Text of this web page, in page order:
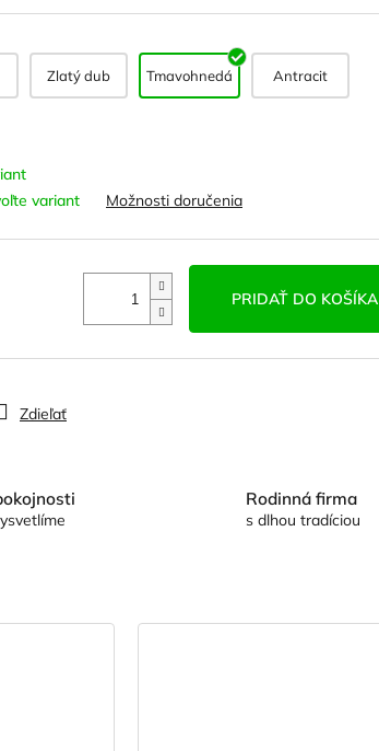
Zlatý dub Tmavohnedá Antracit
variant Možnosti doručenia
PRIDAŤ DO KOŠÍKA
Zdieľať
Rodinná firma
s dlhou tradíciou